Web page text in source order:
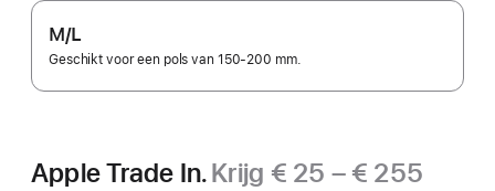
M/L
Geschikt voor een pols van 150-200 mm.
Apple Trade In.Krijg € 25 – € 255